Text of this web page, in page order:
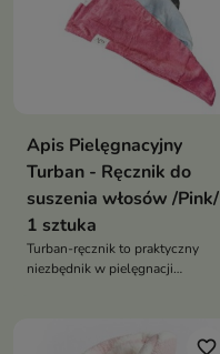
Apis Pielęgnacyjny
Turban - Ręcznik do
suszenia włosów /Pink/
1 sztuka
Turban-ręcznik to praktyczny
niezbędnik w pielęgnacji
favorite_border